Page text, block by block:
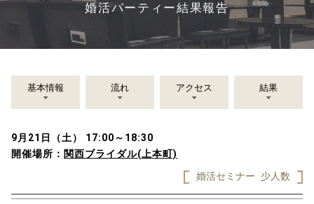
婚活パーティー結果報告
基本情報 流れ アクセス 結果
9月21日（土） 17:00～18:30
開催場所： 関西ブライダル(上本町)
婚活セミナー
少人数